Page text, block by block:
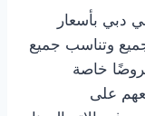
دبي بأسعار
وتناسب جميع
خاصة
على